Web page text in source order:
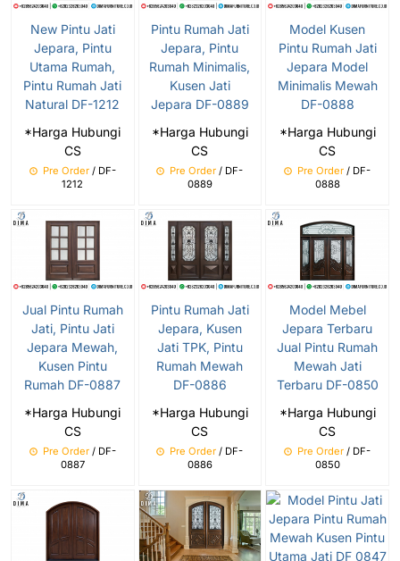
New Pintu Jati
Jepara, Pintu
Utama Rumah,
Pintu Rumah Jati
Natural DF-1212
*Harga Hubungi
CS
Pre Order/ DF-
1212
Pintu Rumah Jati
Jepara, Pintu
Rumah Minimalis,
Kusen Jati
Jepara DF-0889
*Harga Hubungi
CS
Pre Order / DF-
0889
Model Kusen
Pintu Rumah Jati
Jepara Model
Minimalis Mewah
DF-0888
*Harga Hubungi
CS
Pre Order / DF-
0888
Jual Pintu Rumah
Jati, Pintu Jati
Jepara Mewah,
Kusen Pintu
Rumah DF-0887
*Harga Hubungi
CS
Pre Order/ DF-
0887
Pintu Rumah Jati
Jepara, Kusen
Jati TPK, Pintu
Rumah Mewah
DF-0886
*Harga Hubungi
CS
Pre Order / DF-
0886
Model Mebel
Jepara Terbaru
Jual Pintu Rumah
Mewah Jati
Terbaru DF-0850
*Harga Hubungi
CS
Pre Order / DF-
0850